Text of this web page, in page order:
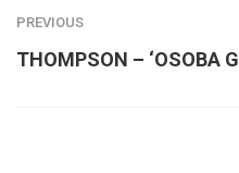
PREVIOUS
THOMPSON – ‘OSOBA